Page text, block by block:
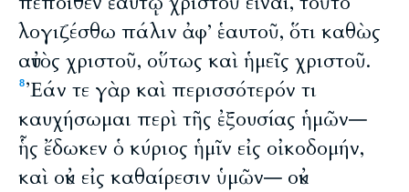
λογιζέσθω πάλιν ἀφ’ ἑαυτοῦ, ὅτι καθὼς
αὐτὸς χριστοῦ, οὕτως καὶ ἡμεῖς χριστοῦ.
8Ἐάν τε γὰρ καὶ περισσότερόν τι
καυχήσωμαι περὶ τῆς ἐξουσίας ἡμῶν―
ἧς ἔδωκεν ὁ κύριος ἡμῖν εἰς οἰκοδομήν,
καὶ οὐκ εἰς καθαίρεσιν ὑμῶν― οὐκ